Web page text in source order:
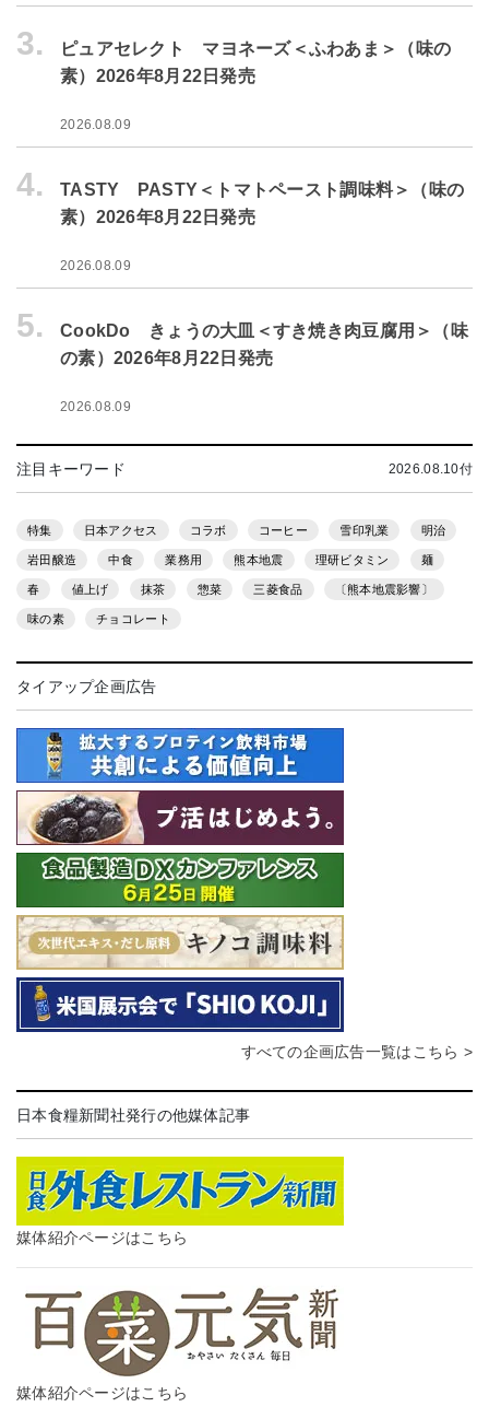
3.
ピュアセレクト マヨネーズ＜ふわあま＞（味の
素）2026年8月22日発売
2026.08.09
4.
TASTY PASTY＜トマトペースト調味料＞（味の
素）2026年8月22日発売
2026.08.09
5.
CookDo きょうの大皿＜すき焼き肉豆腐用＞（味
の素）2026年8月22日発売
2026.08.09
注目キーワード 2026.08.10付
特集 日本アクセス コラボ コーヒー 雪印乳業 明治
岩田醸造 中食 業務用 熊本地震 理研ビタミン 麺
春 値上げ 抹茶 惣菜 三菱食品 〔熊本地震影響〕
味の素 チョコレート
タイアップ企画広告
すべての企画広告一覧はこちら >
日本食糧新聞社発行の他媒体記事
媒体紹介ページはこちら
媒体紹介ページはこちら